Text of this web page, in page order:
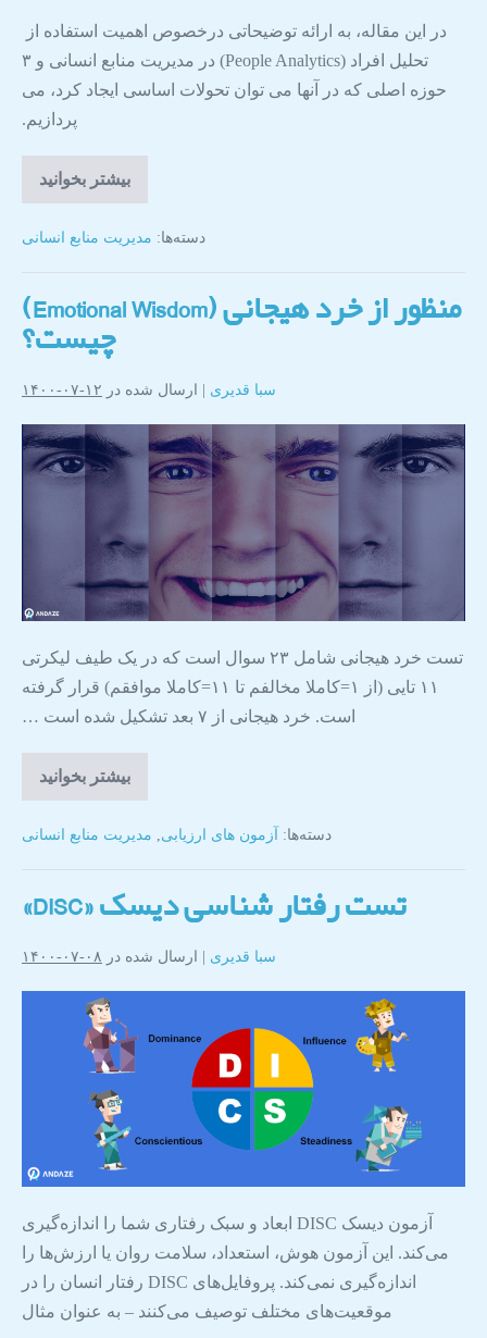
در این مقاله، به ارائه توضیحاتی درخصوص اهمیت استفاده از
تحلیل افراد (People Analytics) در مدیریت منابع انسانی و ۳
حوزه اصلی که در آنها می توان تحولات اساسی ایجاد کرد، می
پردازیم.
بیشتر بخوانید
دسته‌ها: مدیریت منابع انسانی
منظور از خرد هیجانی (Emotional Wisdom)
چیست؟
سبا قدیری| ارسال شده در ۱۲-۰۷-۱۴۰۰
تست خرد هیجانی شامل ۲۳ سوال است که در یک طیف لیکرتی
۱۱ تایی (از ۱=کاملا مخالفم تا ۱۱=کاملا موافقم) قرار گرفته
است. خرد هیجانی از ۷ بعد تشکیل شده است …
بیشتر بخوانید
دسته‌ها: آزمون های ارزیابی , مدیریت منابع انسانی
تست رفتار شناسی دیسک «DISC»
سبا قدیری| ارسال شده در ۰۸-۰۷-۱۴۰۰
آزمون دیسک DISC ابعاد و سبک رفتاری شما را اندازه‌گیری
می‌کند. این آزمون هوش، استعداد، سلامت روان یا ارزش‌ها را
اندازه‌گیری نمی‌کند. پروفایل‌های DISC رفتار انسان را در
موقعیت‌های مختلف توصیف می‌کنند – به عنوان مثال